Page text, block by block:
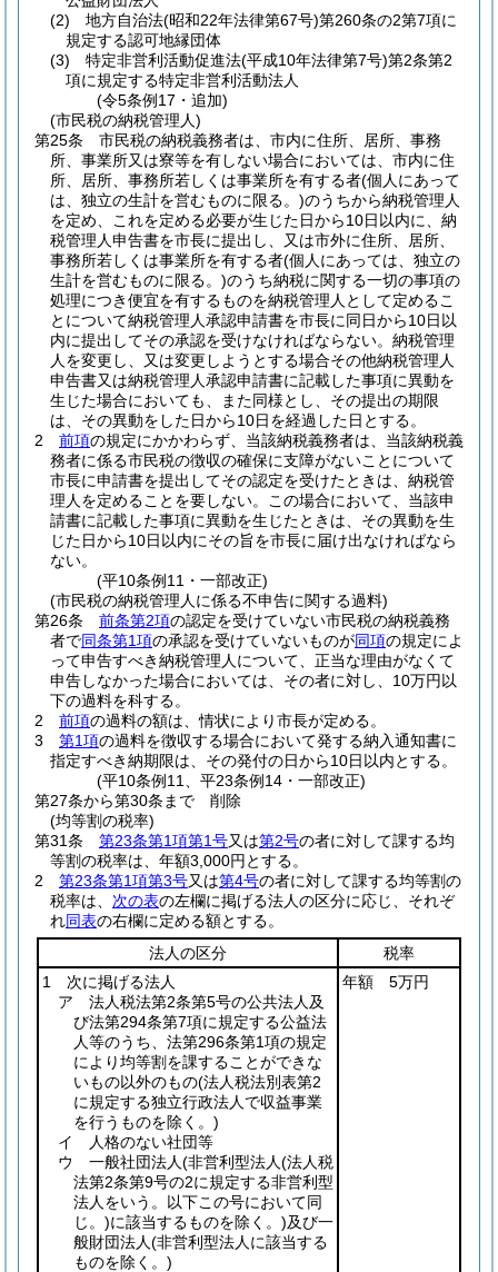
(2)
地方自治法(昭和22年法律第67号)第260条の2第7項に
規定する認可地縁団体
(3)
特定非営利活動促進法(平成10年法律第7号)第2条第2
項に規定する特定非営利活動法人
(令5条例17・追加)
(市民税の納税管理人)
第25条
市民税の納税義務者は、市内に住所、居所、事務
所、事業所又は寮等を有しない場合においては、市内に住
所、居所、事務所若しくは事業所を有する者(個人にあって
は、独立の生計を営むものに限る。)のうちから納税管理人
を定め、これを定める必要が生じた日から10日以内に、納
税管理人申告書を市長に提出し、又は市外に住所、居所、
事務所若しくは事業所を有する者(個人にあっては、独立の
生計を営むものに限る。)のうち納税に関する一切の事項の
処理につき便宜を有するものを納税管理人として定めるこ
とについて納税管理人承認申請書を市長に同日から10日以
内に提出してその承認を受けなければならない。 納税管理
人を変更し、又は変更しようとする場合その他納税管理人
申告書又は納税管理人承認申請書に記載した事項に異動を
生じた場合においても、また同様とし、その提出の期限
は、その異動をした日から10日を経過した日とする。
2
前項の規定にかかわらず、当該納税義務者は、当該納税義
務者に係る市民税の徴収の確保に支障がないことについて
市長に申請書を提出してその認定を受けたときは、納税管
理人を定めることを要しない。
この場合において、当該申
請書に記載した事項に異動を生じたときは、その異動を生
じた日から10日以内にその旨を市長に届け出なければなら
ない。
(平10条例11・一部改正)
(市民税の納税管理人に係る不申告に関する過料)
第26条
前条第2項の認定を受けていない市民税の納税義務
者で同条第1項の承認を受けていないものが同項の規定によ
って申告すべき納税管理人について、正当な理由がなくて
申告しなかった場合においては、その者に対し、10万円以
下の過料を科する。
2
前項の過料の額は、情状により市長が定める。
3
第1項の過料を徴収する場合において発する納入通知書に
指定すべき納期限は、その発付の日から10日以内とする。
(平10条例11、平23条例14・一部改正)
第27条から第30条まで
削除
(均等割の税率)
第31条
第23条第1項第1号又は第2号の者に対して課する均
等割の税率は、年額3,000円とする。
2
第23条第1項第3号又は第4号の者に対して課する均等割の
税率は、 次の表の左欄に掲げる法人の区分に応じ、それぞ
れ同表の右欄に定める額とする。
法人の区分
税率
1 次に掲げる法人
ア 法人税法第2条第5号の公共法人及
び法第294条第7項に規定する公益法
人等のうち、法第296条第1項の規定
により均等割を課することができな
いもの以外のもの(法人税法別表第2
に規定する独立行政法人で収益事業
を行うものを除く。)
イ 人格のない社団等
ウ 一般社団法人(非営利型法人(法人税
法第2条第9号の2に規定する非営利型
法人をいう。以下この号において同
じ。)に該当するものを除く。)及び一
般財団法人(非営利型法人に該当する
ものを除く。)
年額 5万円